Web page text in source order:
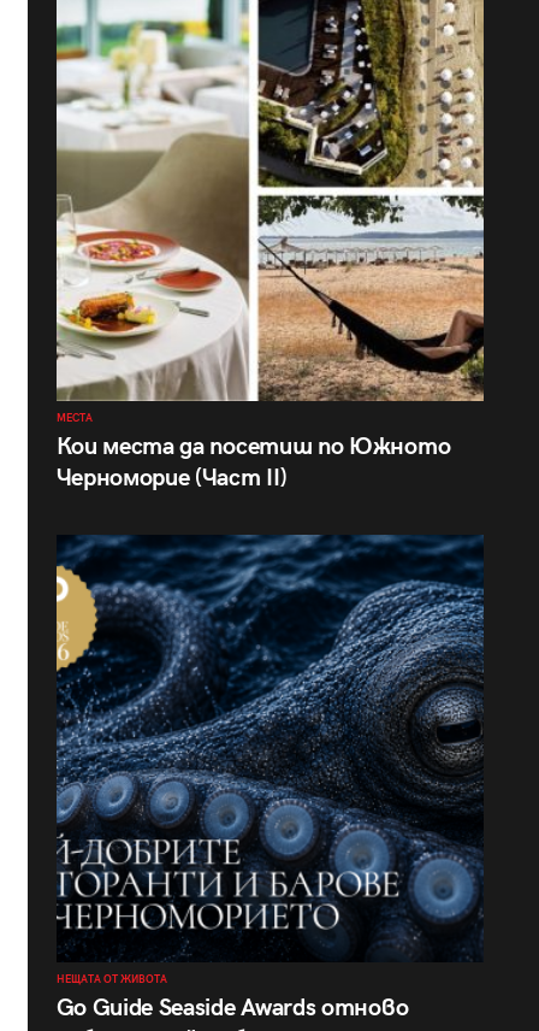
МЕСТА
Кои места да посетиш по Южното
Черноморие (Част II)
НЕЩАТА ОТ ЖИВОТА
Go Guide Seaside Awards отново